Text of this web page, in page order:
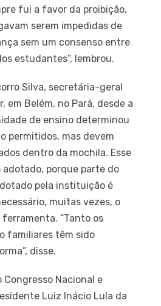
fui a favor da proibição,
serem impedidas de
sem um consenso entre
estudantes”, lembrou.
Silva, secretária-geral
em Belém, no Pará, desde a
de ensino determinou
permitidos, mas devem
dentro da mochila. Esse
porque parte do
pela instituição é
muitas vezes, o
“Tanto os
familiares têm sido
disse.
Congresso Nacional e
Luiz Inácio Lula da